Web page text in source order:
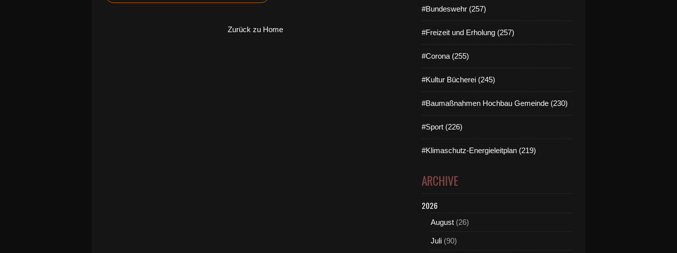
Zurück zu Home
#Bundeswehr (257)
#Freizeit und Erholung (257)
#Corona (255)
#Kultur Bücherei (245)
#Baumaßnahmen Hochbau Gemeinde (230)
#Sport (226)
#Klimaschutz-Energieleitplan (219)
ARCHIVE
2026
August (26)
Juli (90)